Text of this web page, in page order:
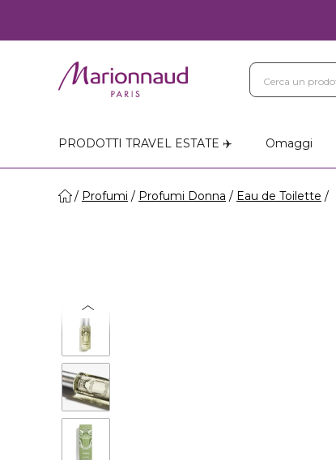
PRODOTTI TRAVEL ESTATE ✈️ Omaggi
Profumi Profumi Donna Eau de Toilette